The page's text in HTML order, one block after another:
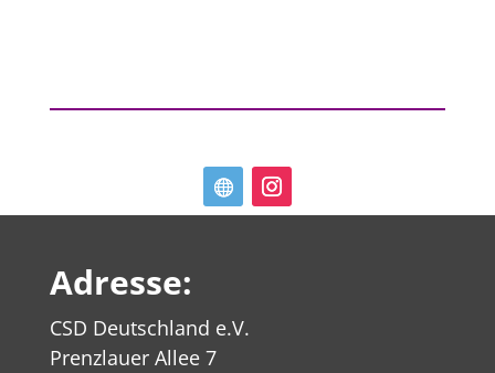
Adresse:
CSD Deutschland e.V.
Prenzlauer Allee 7